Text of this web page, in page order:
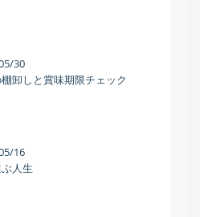
30
卸しと賞味期限チェック
16
人生